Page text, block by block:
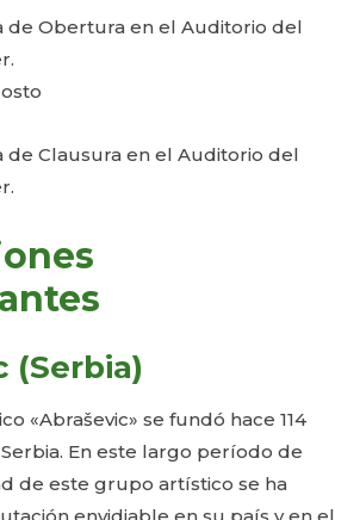
de Obertura en el Auditorio del
de Clausura en el Auditorio del
(Serbia)
«Abraševic» se fundó hace 114
En este largo período de
de este grupo artístico se ha